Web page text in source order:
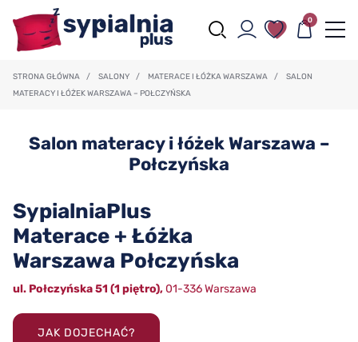
0
STRONA GŁÓWNA / SALONY / MATERACE I ŁÓŻKA WARSZAWA /
SALON
MATERACY I ŁÓŻEK WARSZAWA – POŁCZYŃSKA
Salon materacy i łóżek Warszawa –
Połczyńska
SypialniaPlus
Materace + Łóżka
Warszawa Połczyńska
ul. Połczyńska 51 (1 piętro),01-336 Warszawa
JAK DOJECHAĆ?